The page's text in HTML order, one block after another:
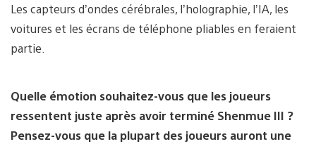
Les capteurs d’ondes cérébrales, l’holographie, l’IA, les
voitures et les écrans de téléphone pliables en feraient
partie.
Quelle émotion souhaitez-vous que les joueurs
ressentent juste après avoir terminé Shenmue III ?
Pensez-vous que la plupart des joueurs auront une